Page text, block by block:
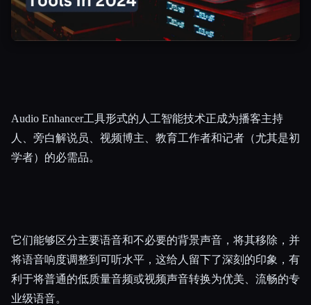
Audio Enhancer工具形式的人工智能技术正成为播客主持
人、旁白解说员、视频博主、教育工作者和记者（尤其是初
学者）的必需品。
它们能够区分主要语音和不必要的背景声音，将其移除，并
将语音响度调整到可听水平，这给人留下了深刻的印象，有
利于将普通的低质量音频或视频声音转换为优美、流畅的专
业级语音。